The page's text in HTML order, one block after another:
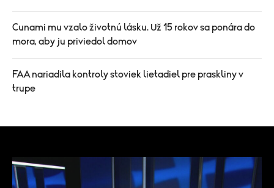
Cunami mu vzalo životnú lásku. Už 15 rokov sa ponára do
mora, aby ju priviedol domov
FAA nariadila kontroly stoviek lietadiel pre praskliny v
trupe